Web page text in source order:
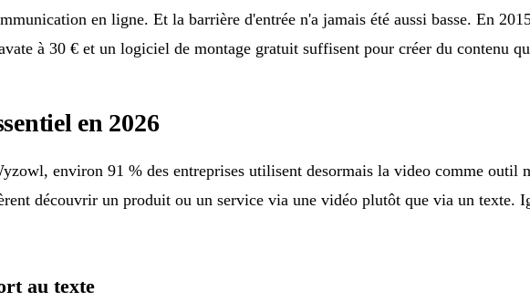
en ligne. Et la barrière d'entrée n'a jamais été aussi basse. En
à 30 € et un logiciel de montage gratuit suffisent pour créer du contenu
en 2026
environ 91 % des entreprises utilisent desormais la video comme
découvrir un produit ou un service via une vidéo plutôt que via un texte.
au texte